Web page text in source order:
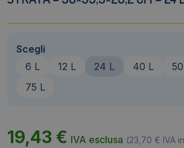
Scegli
6 L
12 L 24 L 40 L
75 L
19,43 € IVA esclusa (23,70 € IVA